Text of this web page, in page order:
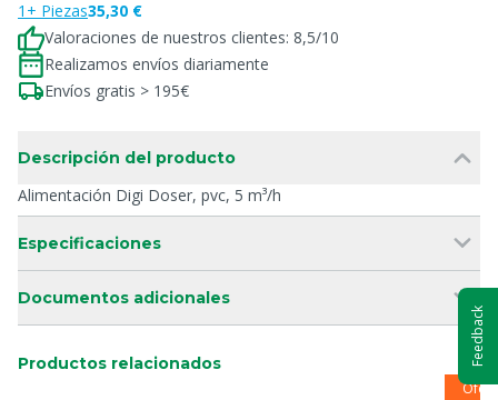
1+ Piezas35,30 €
Valoraciones de nuestros clientes: 8,5/10
Realizamos envíos diariamente
Envíos gratis > 195€
Descripción del producto
Alimentación Digi Doser, pvc, 5 m³/h
Especificaciones
Documentos adicionales
Productos relacionados Feedback